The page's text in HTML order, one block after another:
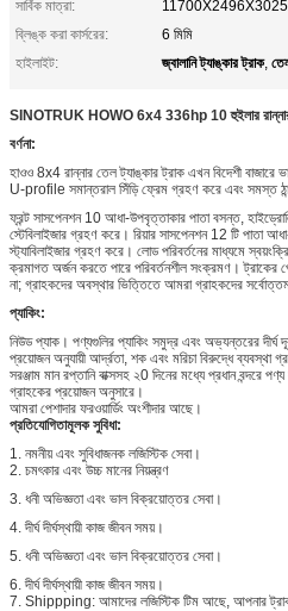
সার্বিক মাত্রা:
ব্লিঙ্ক করা কার্সরের:
6 মিমি
হাইলাইট:
জ্বালানি ট্যাঙ্কার ট্রাক,
SINOTRUK HOWO 6x4 336hp 10 হুইলার রান্নার
বর্ণনা:
হাওও 8x4 রান্নার তেল ট্যাঙ্কার ট্রাক এখন বিদেশী
U-profile সমান্তরাল সিঁড়ি ফ্রেম গ্রহণ করে এবং সমস্ত
ফ্রন্ট সাসপেনশন 10 আধা-উপবৃত্তাকার পাতা বসন্ত,
স্টেবিলাইজার গ্রহণ করে। রিয়ার সাসপেনশন 12 টি পাতা
স্ট্যাবিলাইজার গ্রহণ করে। লোড পরিবর্তনের মাধ্যমে
ক্রমাগত অর্জন করতে পারে পরিবর্তনশীল সংক্রমণ। ট্রাকের
না; গ্রাহকদের অবস্থার ভিত্তিতে আমরা গ্রাহকদের
প্যাকিং:
নিউড প্যাক। পণ্যগুলির প্যাকিং সমুদ্র এবং অভ্যন্তরের
প্রয়োজন অনুযায়ী আর্দ্রতা, শক এবং মরিচা বিরুদ্ধে
সরঞ্জাম মান রপ্তানি বাক্সসহ ২0 দিনের মধ্যে প্রধান বন্দরে
গ্রাহকের প্রয়োজন অনুসারে।
আমরা পেশাদার ফরওয়ার্ডিং অংশীদার আছে।
প্রতিযোগিতামূলক সুবিধা:
1. নমনীয় এবং সুবিধাজনক লজিস্টিক সেবা।
2. চমৎকার এবং উচ্চ মানের নিয়ন্ত্রণ
3. ধনী অভিজ্ঞতা এবং ভাল বিক্রয়োত্তর সেবা।
4. দীর্ঘ দীর্ঘস্থায়ী কাজ জীবন সময়।
5. ধনী অভিজ্ঞতা এবং ভাল বিক্রয়োত্তর সেবা।
6. দীর্ঘ দীর্ঘস্থায়ী কাজ জীবন সময়।
7. Shippping: আমাদের লজিস্টিক টিম আছে, আপনার